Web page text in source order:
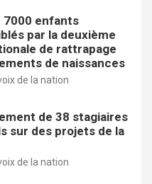
7000 enfants
par la deuxième
de rattrapage
de naissances
de la nation
de 38 stagiaires
sur des projets de la
de la nation